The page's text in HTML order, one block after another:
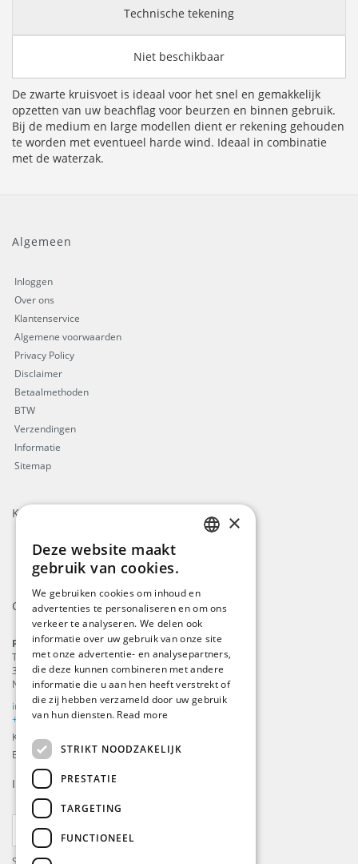
Technische tekening
Niet beschikbaar
De zwarte kruisvoet is ideaal voor het snel en gemakkelijk
opzetten van uw beachflag voor beurzen en binnen gebruik.
Bij de medium en large modellen dient er rekening gehouden
te worden met eventueel harde wind. Ideaal in combinatie
met de waterzak.
Algemeen
Inloggen
Over ons
Klantenservice
Algemene voorwaarden
Privacy Policy
Disclaimer
Betaalmethoden
BTW
Verzendingen
Informatie
Sitemap
Keurmerken
Contact
ProFlags B.V.
Tilbury 8
3897 AC,Zeewolde
Nederland
info@beachflags.com
+31 (0) 85 401 4648
KvK: 92559840
BTW-nummer: NL866099657B01
Inschrijven voor onze
GERMAN
FRENCH
×
Deze website maakt
gebruik van cookies.
We gebruiken cookies om inhoud en
advertenties te personaliseren en om ons
verkeer te analyseren. We delen ook
informatie over uw gebruik van onze site
met onze advertentie- en analysepartners,
die deze kunnen combineren met andere
informatie die u aan hen heeft verstrekt of
die zij hebben verzameld door uw gebruik
van hun diensten. Read more
STRIKT NOODZAKELIJK
PRESTATIE
TARGETING
FUNCTIONEEL